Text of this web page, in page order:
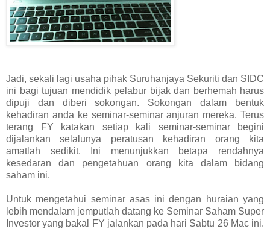
Jadi, sekali lagi usaha pihak Suruhanjaya Sekuriti dan SIDC
ini bagi tujuan mendidik pelabur bijak dan berhemah harus
dipuji dan diberi sokongan. Sokongan dalam bentuk
kehadiran anda ke seminar-seminar anjuran mereka. Terus
terang FY katakan setiap kali seminar-seminar begini
dijalankan selalunya peratusan kehadiran orang kita
amatlah sedikit. Ini menunjukkan betapa rendahnya
kesedaran dan pengetahuan orang kita dalam bidang
saham ini.
Untuk mengetahui seminar asas ini dengan huraian yang
lebih mendalam jemputlah datang ke Seminar Saham Super
Investor yang bakal FY jalankan pada hari Sabtu 26 Mac ini.